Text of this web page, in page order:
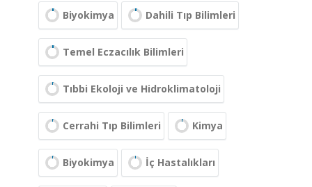
Biyokimya Dahili Tıp Bilimleri
Temel Eczacılık Bilimleri
Tıbbi Ekoloji ve Hidroklimatoloji
Cerrahi Tıp Bilimleri Kimya
Biyokimya İç Hastalıkları